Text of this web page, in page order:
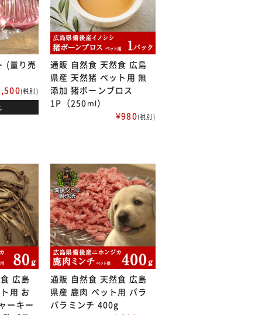
(量り売
(税別)
通販 自然食 天然食 広島
県産 天然猪 ペット用 無
添加 猪ボーンブロス
1P（250ml）
¥980(税別)
広島
用 お
ーキー
通販 自然食 天然食 広島
県産 鹿肉 ペット用 パラ
パラミンチ 400g